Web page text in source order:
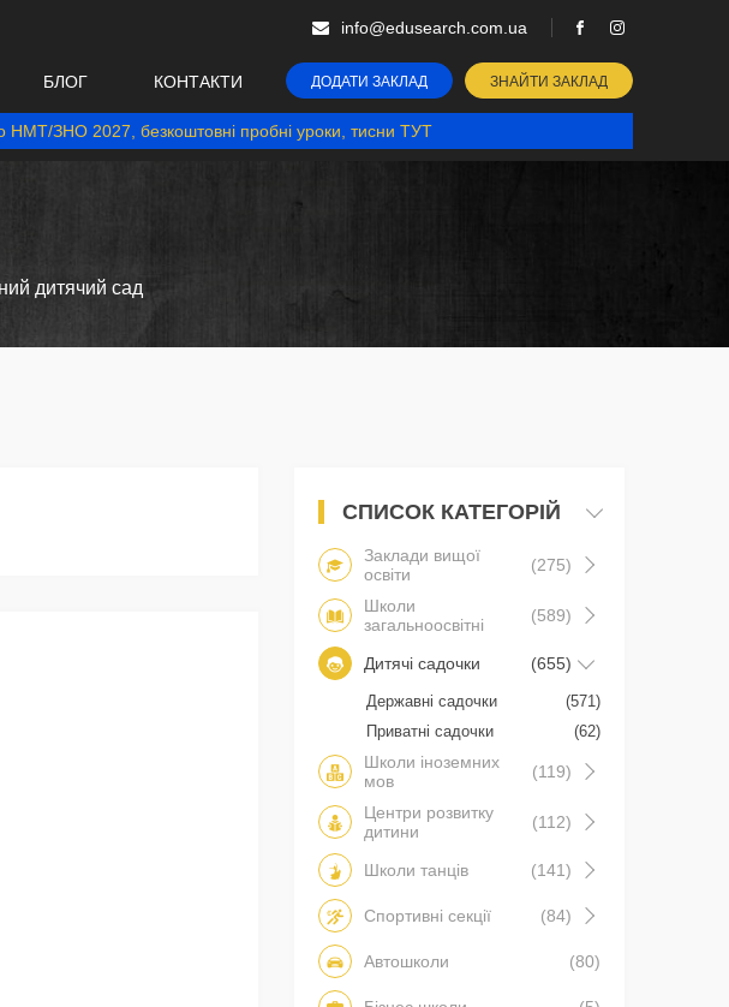
info@edusearch.com.ua
БЛОГ КОНТАКТИ ДОДАТИ ЗАКЛАД ЗНАЙТИ ЗАКЛАД
НМТ/ЗНО 2027, безкоштовні пробні уроки, тисни ТУТ
дитячий сад
СПИСОК КАТЕГОРІЙ
Заклади вищої
освіти
(275)
Школи
загальноосвітні
(589)
Дитячі садочки (655)
Державні садочки
(571)
Приватні садочки
(62)
Школи іноземних
мов
(119)
Центри розвитку
дитини
(112)
Школи танців (141)
Спортивні секції (84)
Автошколи (80)